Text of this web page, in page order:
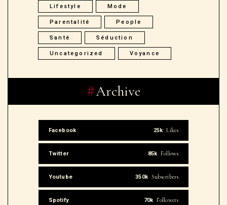
Lifestyle Mode
Parentalité People
Santé Séduction
Uncategorized Voyance
Archive
Facebook 25k Likes
Twitter 85k Follows
Youtube 350k Subscribers
Spotify 70k Followers